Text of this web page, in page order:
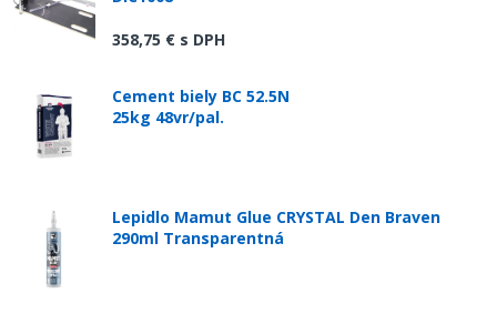
358,75 € s DPH
Cement biely BC 52.5N
25kg 48vr/pal.
Lepidlo Mamut Glue CRYSTAL Den Braven
290ml Transparentná